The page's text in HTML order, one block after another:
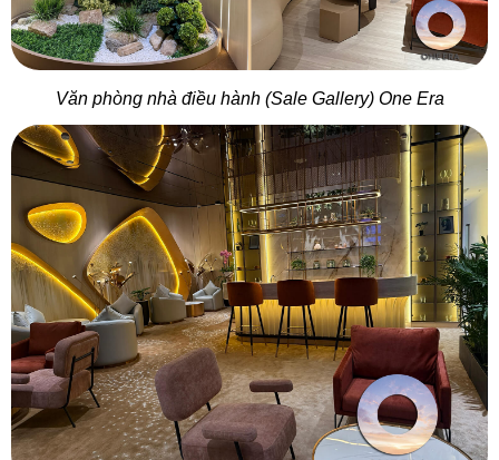
Văn phòng nhà điều hành (Sale Gallery) One Era